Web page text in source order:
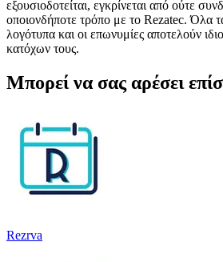
εξουσιοδοτείται, εγκρίνεται από ούτε
οποιονδήποτε τρόπο με το Rezatec. Όλα
λογότυπα και οι επωνυμίες αποτελούν
κατόχων τους.
Μπορεί να σας αρέσει
Rezrva